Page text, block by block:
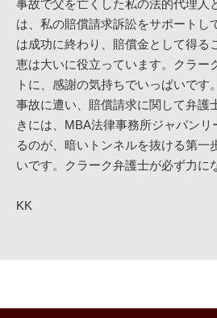
事故で父を亡くした私の法的代理人
は、私の賠償請求訴訟をサポートし
は成功に終わり、賠償金として得る
恵は大いに役立っています。クラー
トに、感謝の気持ちでいっぱいです
事故に遭い、賠償請求に関して弁護
きには、MBA法律事務所ジャパン
るのが、暗いトンネルを抜ける第一
いです。クラーク弁護士が必ず力に
KK